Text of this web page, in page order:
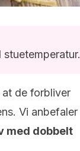
de forbliver
Vi anbefaler
med dobbelt